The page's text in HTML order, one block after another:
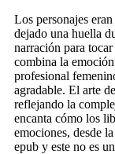
Los personajes
dejado una huella
narración para
combina la
profesional
agradable. El arte
reflejando la
encanta cómo los
emociones, desde
epub y este no es